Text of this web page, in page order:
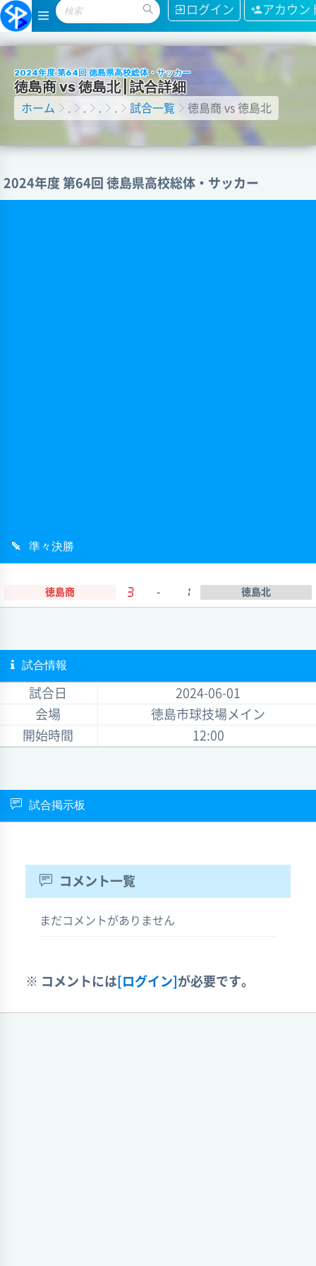
ログイン アカウン
2024年度 第64回 徳島県高校総体・サッカー
徳島商vs徳島北 試合詳細
ホーム 試合一覧 徳島商 vs 徳島北
2024年度 第64回 徳島県高校総体・サッカー
準々決勝
徳島商 3 - 1 徳島北
試合情報
試合日
2024-06-01
会場
徳島市球技場メイン
開始時間
12:00
試合掲示板
コメント一覧
まだコメントがありません
※ コメントには [ログイン] が必要です。